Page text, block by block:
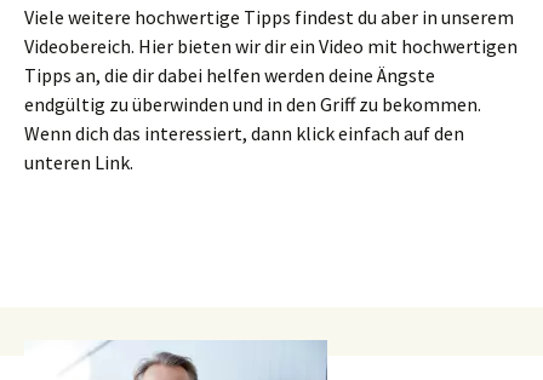
Viele weitere hochwertige Tipps findest du aber in unserem
Videobereich. Hier bieten wir dir ein Video mit hochwertigen
Tipps an, die dir dabei helfen werden deine Ängste
endgültig zu überwinden und in den Griff zu bekommen.
Wenn dich das interessiert, dann klick einfach auf den
unteren Link.